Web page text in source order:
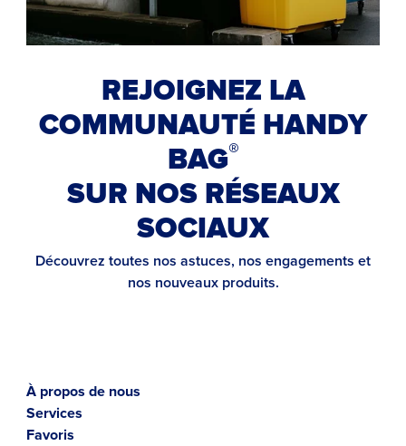
REJOIGNEZ LA
COMMUNAUTÉ HANDY
BAG®
SUR NOS RÉSEAUX
SOCIAUX
Découvrez toutes nos astuces, nos engagements et
nos nouveaux produits.
À propos de nous
Services
Favoris